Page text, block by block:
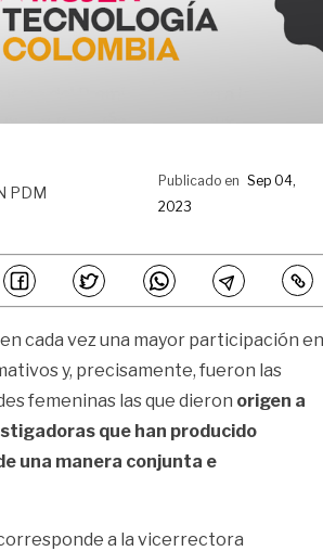
PDM
Publicado en Sep 04,
2023
cada vez una mayor participación en
y, precisamente, fueron las
femeninas las que dieron origen a
que han producido
una manera conjunta e
a la vicerrectora